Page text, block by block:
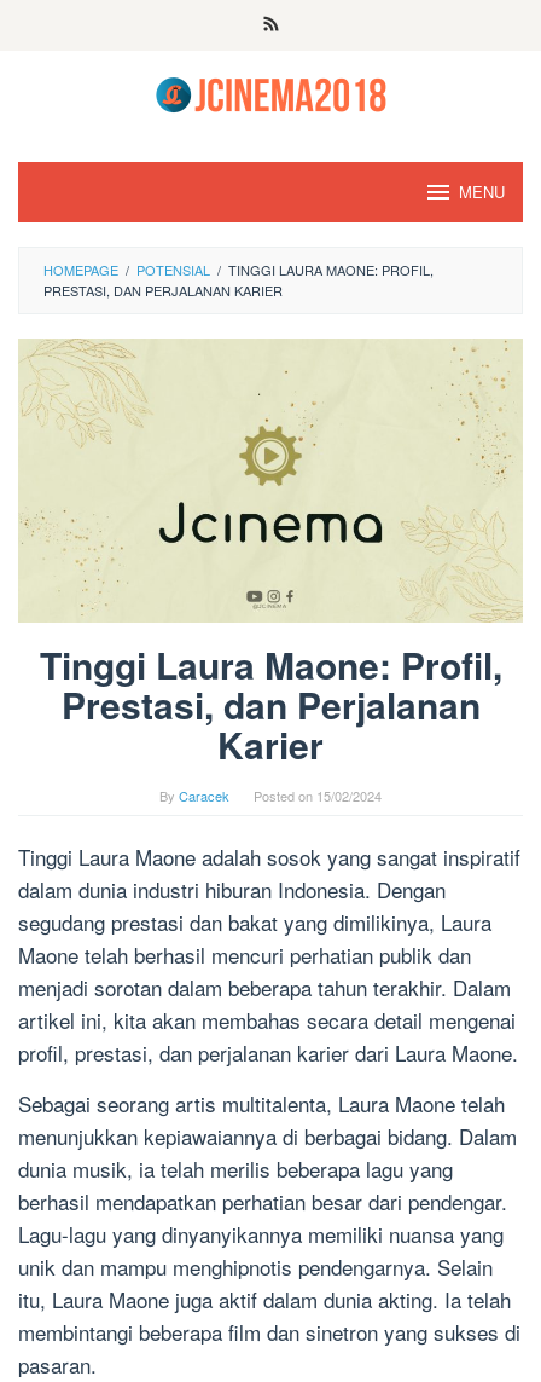
MENU
HOMEPAGE / POTENSIAL / TINGGI LAURA MAONE: PROFIL,
PRESTASI, DAN PERJALANAN KARIER
Tinggi Laura Maone: Profil,
Prestasi, dan Perjalanan
Karier
By Caracek Posted on 15/02/2024
Tinggi Laura Maone adalah sosok yang sangat inspiratif
dalam dunia industri hiburan Indonesia. Dengan
segudang prestasi dan bakat yang dimilikinya, Laura
Maone telah berhasil mencuri perhatian publik dan
menjadi sorotan dalam beberapa tahun terakhir. Dalam
artikel ini, kita akan membahas secara detail mengenai
profil, prestasi, dan perjalanan karier dari Laura Maone.
Sebagai seorang artis multitalenta, Laura Maone telah
menunjukkan kepiawaiannya di berbagai bidang. Dalam
dunia musik, ia telah merilis beberapa lagu yang
berhasil mendapatkan perhatian besar dari pendengar.
Lagu-lagu yang dinyanyikannya memiliki nuansa yang
unik dan mampu menghipnotis pendengarnya. Selain
itu, Laura Maone juga aktif dalam dunia akting. Ia telah
membintangi beberapa film dan sinetron yang sukses di
pasaran.